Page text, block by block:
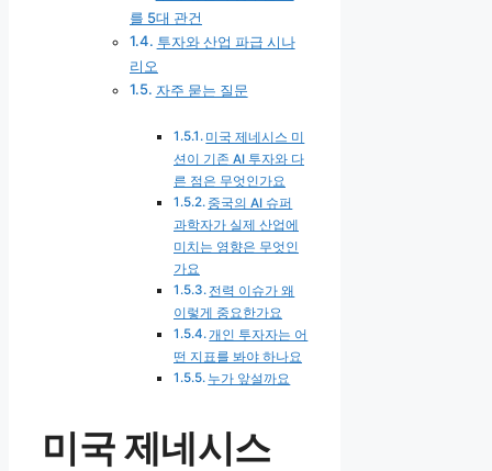
를 5대 관건
투자와 산업 파급 시나
리오
자주 묻는 질문
미국 제네시스 미
션이 기존 AI 투자와 다
른 점은 무엇인가요
중국의 AI 슈퍼
과학자가 실제 산업에
미치는 영향은 무엇인
가요
전력 이슈가 왜
이렇게 중요한가요
개인 투자자는 어
떤 지표를 봐야 하나요
누가 앞설까요
미국 제네시스